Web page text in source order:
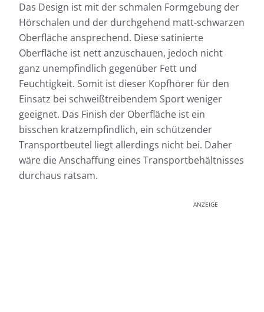
Das Design ist mit der schmalen Formgebung der
Hörschalen und der durchgehend matt-schwarzen
Oberfläche ansprechend. Diese satinierte
Oberfläche ist nett anzuschauen, jedoch nicht
ganz unempfindlich gegenüber Fett und
Feuchtigkeit. Somit ist dieser Kopfhörer für den
Einsatz bei schweißtreibendem Sport weniger
geeignet. Das Finish der Oberfläche ist ein
bisschen kratzempfindlich, ein schützender
Transportbeutel liegt allerdings nicht bei. Daher
wäre die Anschaffung eines Transportbehältnisses
durchaus ratsam.
ANZEIGE